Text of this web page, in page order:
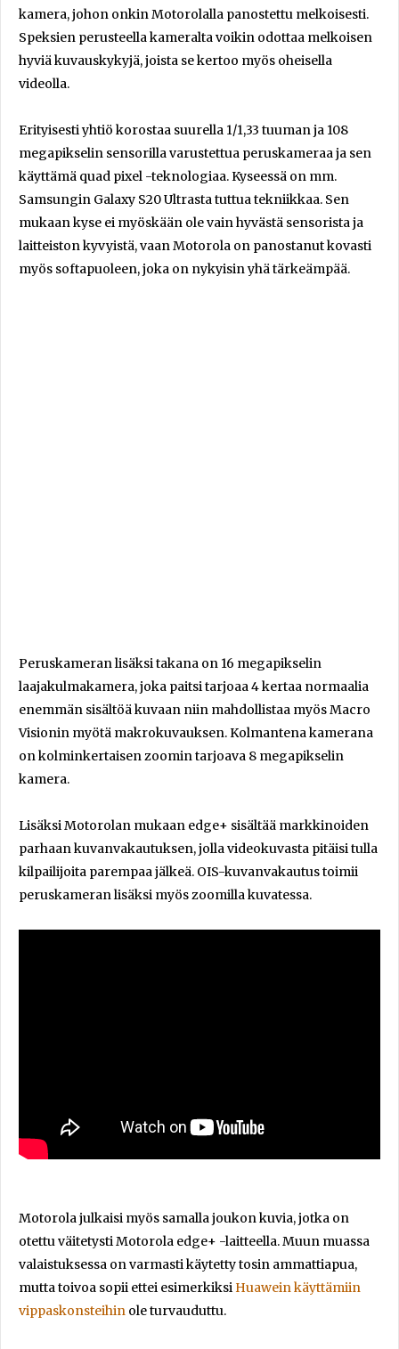
kamera, johon onkin Motorolalla panostettu melkoisesti.
Speksien perusteella kameralta voikin odottaa melkoisen
hyviä kuvauskykyjä, joista se kertoo myös oheisella
videolla.
Erityisesti yhtiö korostaa suurella 1/1,33 tuuman ja 108
megapikselin sensorilla varustettua peruskameraa ja sen
käyttämä quad pixel -teknologiaa. Kyseessä on mm.
Samsungin Galaxy S20 Ultrasta tuttua tekniikkaa. Sen
mukaan kyse ei myöskään ole vain hyvästä sensorista ja
laitteiston kyvyistä, vaan Motorola on panostanut kovasti
myös softapuoleen, joka on nykyisin yhä tärkeämpää.
Peruskameran lisäksi takana on 16 megapikselin
laajakulmakamera, joka paitsi tarjoaa 4 kertaa normaalia
enemmän sisältöä kuvaan niin mahdollistaa myös Macro
Visionin myötä makrokuvauksen. Kolmantena kamerana
on kolminkertaisen zoomin tarjoava 8 megapikselin
kamera.
Lisäksi Motorolan mukaan edge+ sisältää markkinoiden
parhaan kuvanvakautuksen, jolla videokuvasta pitäisi tulla
kilpailijoita parempaa jälkeä. OIS-kuvanvakautus toimii
peruskameran lisäksi myös zoomilla kuvatessa.
Motorola julkaisi myös samalla joukon kuvia, jotka on
otettu väitetysti Motorola edge+ -laitteella. Muun muassa
valaistuksessa on varmasti käytetty tosin ammattiapua,
mutta toivoa sopii ettei esimerkiksi Huawein käyttämiin
vippaskonsteihin ole turvauduttu.